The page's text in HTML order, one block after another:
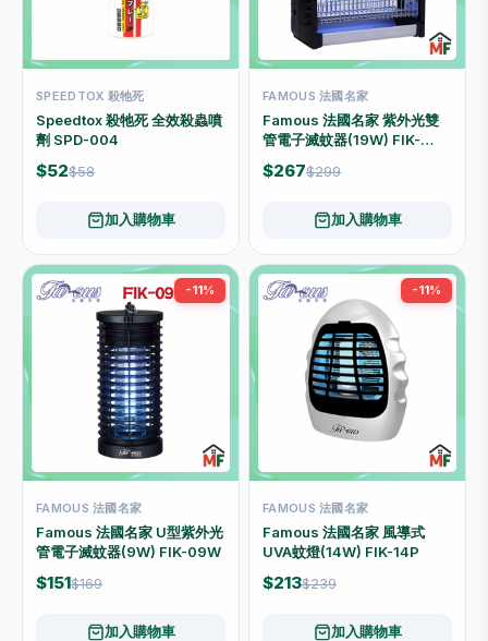
SPEEDTOX 殺牠死
Speedtox 殺牠死 全效殺蟲噴
劑 SPD-004
$52$58
加入購物車
FAMOUS 法國名家
Famous 法國名家 紫外光雙
管電子滅蚊器(19W) FIK-
26W
$267$299
加入購物車
-11%
FAMOUS 法國名家
Famous 法國名家 U型紫外光
管電子滅蚊器(9W) FIK-09W
$151$169
加入購物車
-11%
FAMOUS 法國名家
Famous 法國名家 風導式
UVA蚊燈(14W) FIK-14P
$213$239
加入購物車